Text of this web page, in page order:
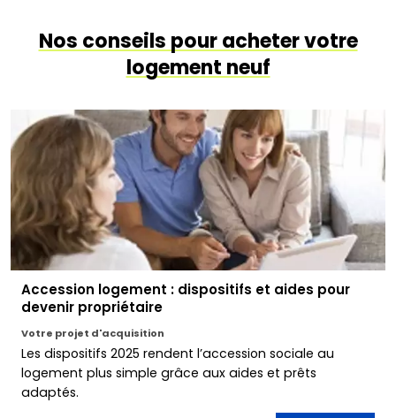
Nos conseils pour acheter votre
logement neuf
Accession logement : dispositifs et aides pour
devenir propriétaire
Votre projet d'acquisition
Les dispositifs 2025 rendent l’accession sociale au
logement plus simple grâce aux aides et prêts
adaptés.